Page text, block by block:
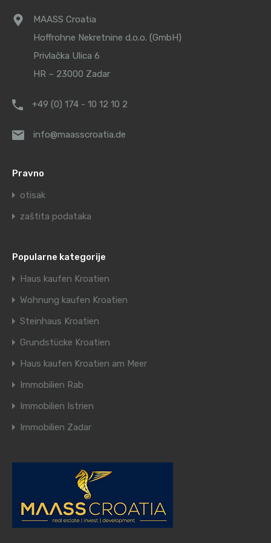
MAASS Croatia
Hoffrohne Nekretnine d.o.o. (GmbH)
Privlačka Ulica 6
HR – 23000 Zadar
+49 (0) 174 - 10 12 10 2
info@maasscroatia.de
Pravno
otisak
zaštita podataka
Popularne kategorije
Haus kaufen Kroatien
Wohnung kaufen Kroatien
Steinhaus Kroatien
Grundstücke Kroatien
Haus kaufen Kroatien am Meer
Immobilien Rab
Immobilien Istrien
Immobilien Zadar